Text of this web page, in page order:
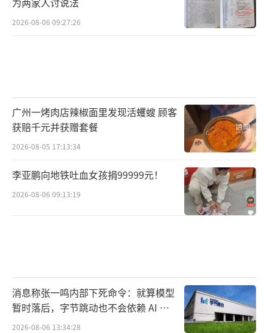
级。中信建投董事长刘成明确提出，未来将加
能、数智转型、跨境协同、出海服务等方向正
成为新业务布局的核心发力点。
（责任编辑：zhangx
iaohua）
2026-08-06 09:27:26
广州一烤肉店辣椒面里发现活蠼螋 顾客
获赔千元并获赠套餐
2026-08-05 17:13:34
李亚鹏向地铁吐血女孩捐99999元！
2026-08-06 09:13:19
消息称张一鸣内部下死命令：就算模型
暂时落后，字节跳动也不会依赖 AI 蒸
馏技术
2026-08-06 13:34:28